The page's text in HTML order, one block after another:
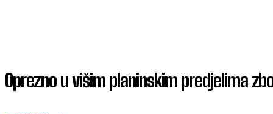
Oprezno u višim planinskim predjelima